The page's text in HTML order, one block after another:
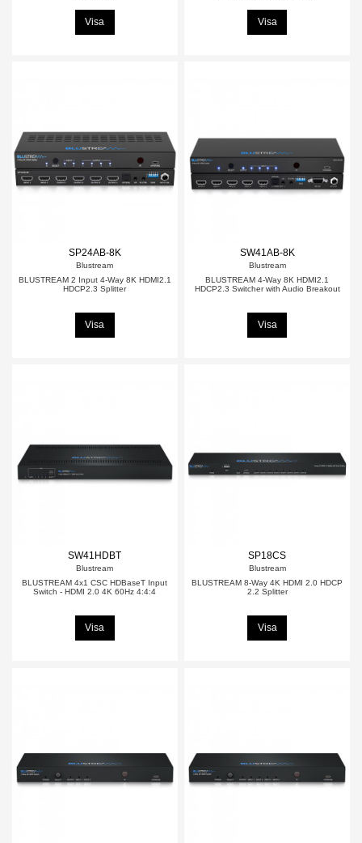
Visa Visa
SP24AB-8K
Blustream
BLUSTREAM 2 Input 4-Way 8K HDMI2.1
HDCP2.3 Splitter
Visa
SW41AB-8K
Blustream
BLUSTREAM 4-Way 8K HDMI2.1
HDCP2.3 Switcher with Audio Breakout
Visa
SW41HDBT
Blustream
BLUSTREAM 4x1 CSC HDBaseT Input
Switch - HDMI 2.0 4K 60Hz 4:4:4
Visa
SP18CS
Blustream
BLUSTREAM 8-Way 4K HDMI 2.0 HDCP
2.2 Splitter
Visa